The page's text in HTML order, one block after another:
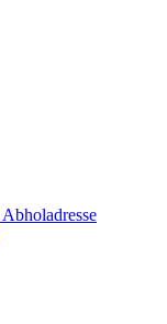
Abholadresse